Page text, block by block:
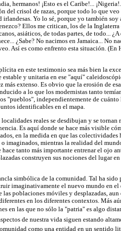
hermanos! ¡Esto es el Caribe!...
del crisol de razas, porque todo lo que
Yo lo sé, porque yo también soy
Ellos me critican, los de la Inglaterra
asiáticos, de todas partes, de todo... ¿A
¿Sabe? No nacimos en Jamaica... No
Así es como enfrento esta situación. (En
en este testimonio sea más bien la
y unitaria en ese "aquí"
más extenso. Es obvio que la erosión de
a lo que los modernistas tanto
"pueblos", independientemente de cuánto
identificables en el mapa.
reales se desdibujan y se tornan
Es aquí donde se hace más visible
en la medida en que las colectividades
imaginados, mientras la realidad del
tanto más importante entrenar el ojo
construyen sus nociones del lugar
simbólica de la comunidad. Tal ha sido
imaginativamente el nuevo mundo en
poblaciones móviles y desplazadas, aun
en los diferentes contextos. Más
en las que no sólo la "patria" es algo
de nuestra vida siguen estando
como una entidad en un sentido